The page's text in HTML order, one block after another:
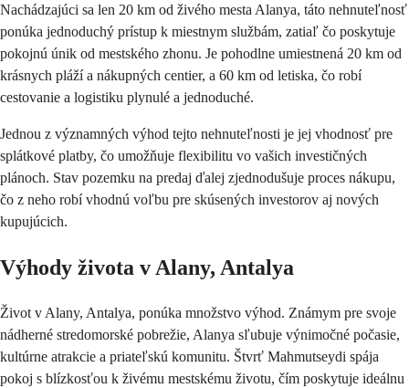
Nachádzajúci sa len 20 km od živého mesta Alanya, táto nehnuteľnosť
ponúka jednoduchý prístup k miestnym službám, zatiaľ čo poskytuje
pokojnú únik od mestského zhonu. Je pohodlne umiestnená 20 km od
krásnych pláží a nákupných centier, a 60 km od letiska, čo robí
cestovanie a logistiku plynulé a jednoduché.
Jednou z významných výhod tejto nehnuteľnosti je jej vhodnosť pre
splátkové platby, čo umožňuje flexibilitu vo vašich investičných
plánoch. Stav pozemku na predaj ďalej zjednodušuje proces nákupu,
čo z neho robí vhodnú voľbu pre skúsených investorov aj nových
kupujúcich.
Výhody života v Alany, Antalya
Život v Alany, Antalya, ponúka množstvo výhod. Známym pre svoje
nádherné stredomorské pobrežie, Alanya sľubuje výnimočné počasie,
kultúrne atrakcie a priateľskú komunitu. Štvrť Mahmutseydi spája
pokoj s blízkosťou k živému mestskému životu, čím poskytuje ideálnu